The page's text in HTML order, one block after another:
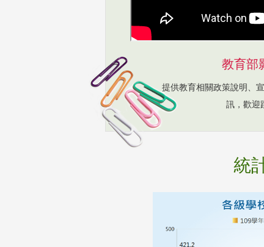
教育部
提供教育相關政策說明、
訊，歡迎
統